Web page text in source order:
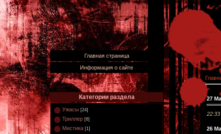
Главная страница
Информация о сайте
Категории раздела
Ужасы [24]
Триллер [6]
Мистика [1]
27
22:33
26